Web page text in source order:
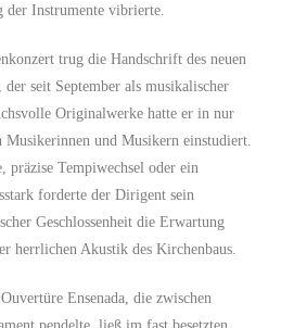
Instrumente vibrierte.
trug die Handschrift des neuen
seit September als musikalischer
Originalwerke hatte er in nur
und Musikern einstudiert.
präzise Tempiwechsel oder ein
forderte der Dirigent sein
Geschlossenheit die Erwartung
herrlichen Akustik des Kirchenbaus.
Ensenada, die zwischen